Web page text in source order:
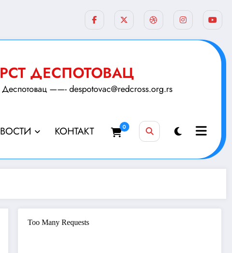
ДЕСПОТОВАЦ
——- despotovac@redcross.org.rs
КОНТАКТ 0